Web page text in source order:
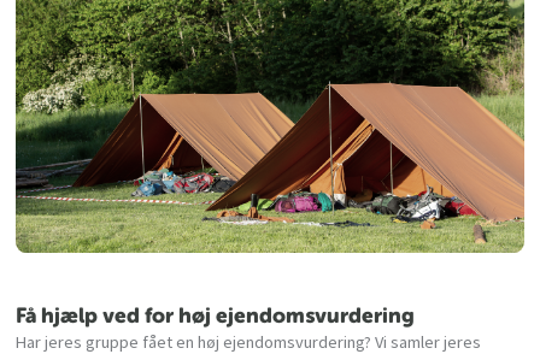
Få hjælp ved for høj ejendomsvurdering
Har jeres gruppe fået en høj ejendomsvurdering? Vi samler jeres